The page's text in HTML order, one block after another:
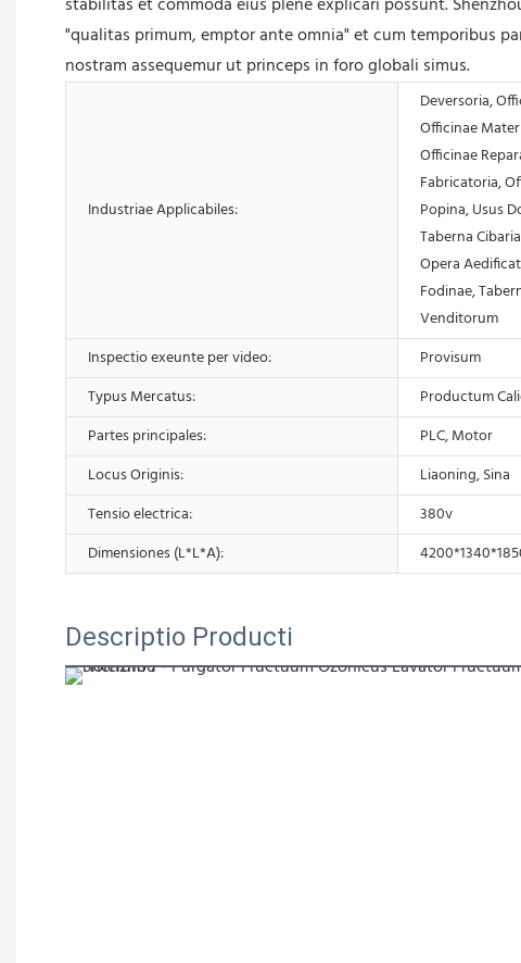
"qualitas primum, emptor ante omnia" et cum temporibus
nostram assequemur ut princeps in foro globali simus.
Industriae Applicabiles:
Deversoria,
Officinae
Officinae
Fabricatoria,
Popina, Usus
Taberna
Opera
Fodinae,
Venditorum
Inspectio exeunte per video: Provisum
Typus Mercatus:
Productum
Partes principales:
PLC, Motor
Locus Originis:
Liaoning, Sina
Tensio electrica:
380v
Dimensiones (L*L*A):
Descriptio Producti